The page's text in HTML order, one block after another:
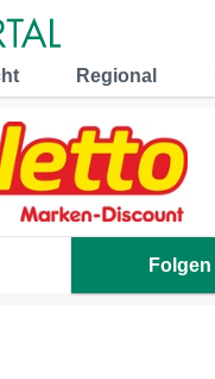
Regional
Folgen